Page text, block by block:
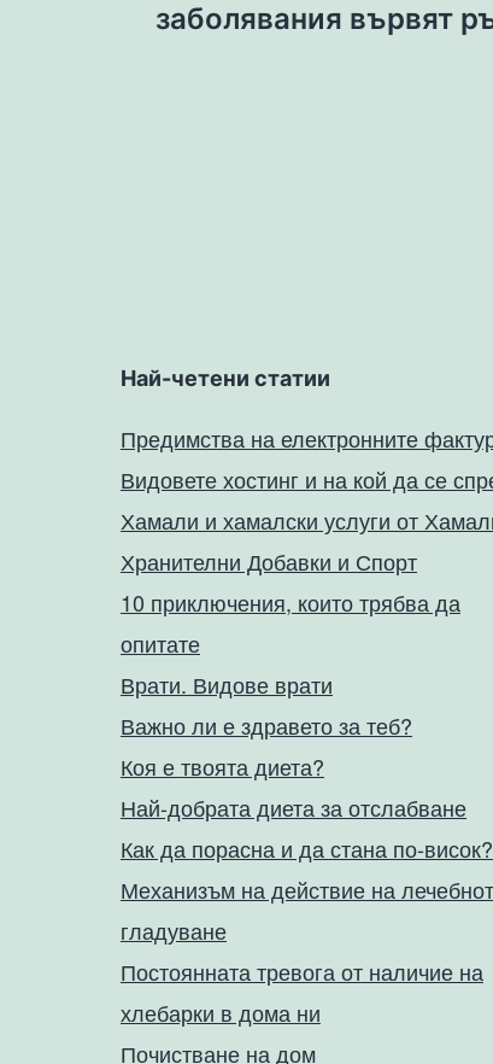
заболявания вървят
Най-четени статии
Предимства на електронните
Видовете хостинг и на кой да се
Хамали и хамалски услуги от
Хранителни Добавки и Спорт
10 приключения, които трябва да
опитате
Врати. Видове врати
Важно ли е здравето за теб?
Коя е твоята диета?
Най-добрата диета за отслабване
Как да порасна и да стана по-висок?
Механизъм на действие на
гладуване
Постоянната тревога от наличие на
хлебарки в дома ни
Почистване на дом